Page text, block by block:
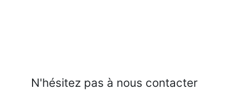
N'hésitez pas à nous contacter